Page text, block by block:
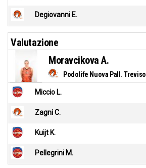
Degiovanni E.
Valutazione
Podolife Nuova Pall. Treviso
Moravcikova A.
Miccio L.
Zagni C.
Kuijt K.
Pellegrini M.